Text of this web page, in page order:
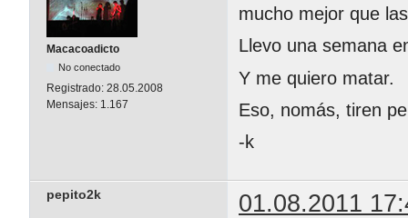
Macacoadicto
No conectado
Registrado: 28.05.2008
Mensajes: 1.167
mucho mejor que
Llevo una semana
Y me quiero matar.
Eso, nomás, tiren
-k
pepito2k 01.08.2011